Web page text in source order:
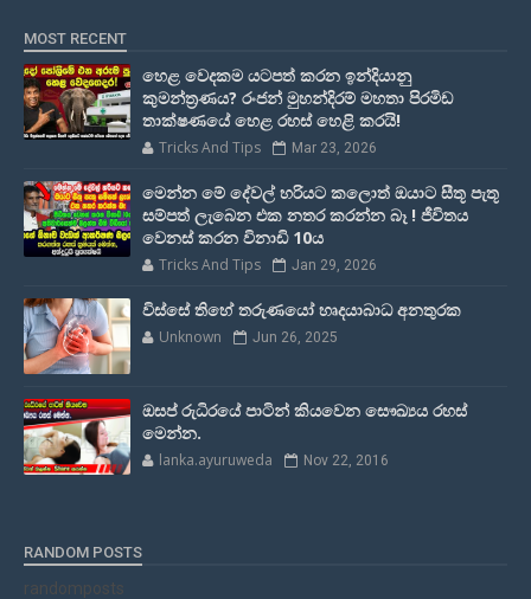
MOST RECENT
හෙළ වෙදකම යටපත් කරන ඉන්දියානු
කුමන්ත්‍රණය? රංජන් මුහන්දිරම් මහතා පිරමිඩ
තාක්ෂණයේ හෙළ රහස් හෙළි කරයි!
Tricks And Tips Mar 23, 2026
මෙන්න මේ දේවල් හරියට කලොත් ඔයාට සීතූ පැතූ
සම්පත් ලැබෙන එක නතර කරන්න බෑ ! ජීවිතය
වෙනස් කරන විනාඩි 10ය
Tricks And Tips Jan 29, 2026
විස්සේ තිහේ තරුණයෝ හෘදයාබාධ අනතුරක
Unknown Jun 26, 2025
ඔසප් රුධිරයේ පාටින් කියවෙන සෞඛ්‍යය රහස්
මෙන්න.
lanka.ayuruweda Nov 22, 2016
RANDOM POSTS
randomposts